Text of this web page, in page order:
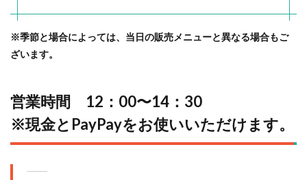
※季節と場合によっては、当日の販売メニューと異なる場合もご
ざいます。
営業時間 12：00〜14：30
※現金とPayPayをお使いいただけます。